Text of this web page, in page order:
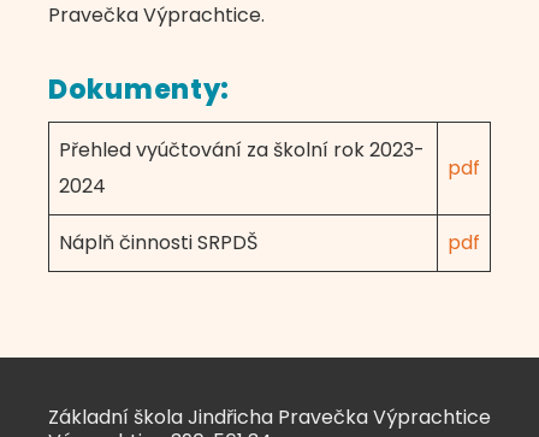
Pravečka Výprachtice.
Dokumenty:
Přehled vyúčtování za školní rok 2023-
2024
pdf
Náplň činnosti SRPDŠ pdf
Základní škola Jindřicha Pravečka Výprachtice